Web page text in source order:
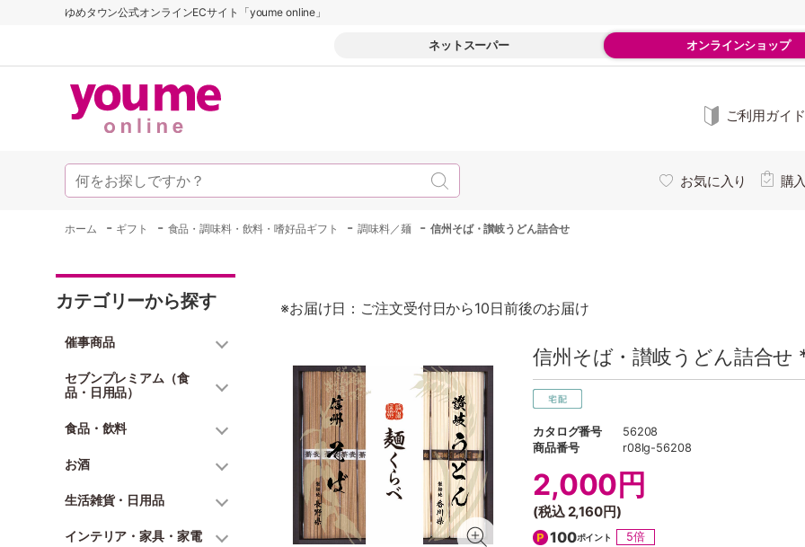
ゆめタウン公式オンラインECサイト「youme online」
ネットスーパー オンラインショップ
ご利用ガイド
お気に入り 購
ホーム - ギフト - 食品・調味料・飲料・嗜好品ギフト -調味料／麺 -信州そば・讃岐うどん詰合せ
カテゴリーから探す
催事商品
セブンプレミアム（食
品・日用品）
食品・飲料
お酒
生活雑貨・日用品
インテリア・家具・家電
※お届け日：ご注文受付日から10日前後のお届け
信州そば・讃岐うどん詰合せ
カタログ番号
56208
商品番号
r08lg-56208
2,000円
(税込2,160円)
100ポイント
5倍